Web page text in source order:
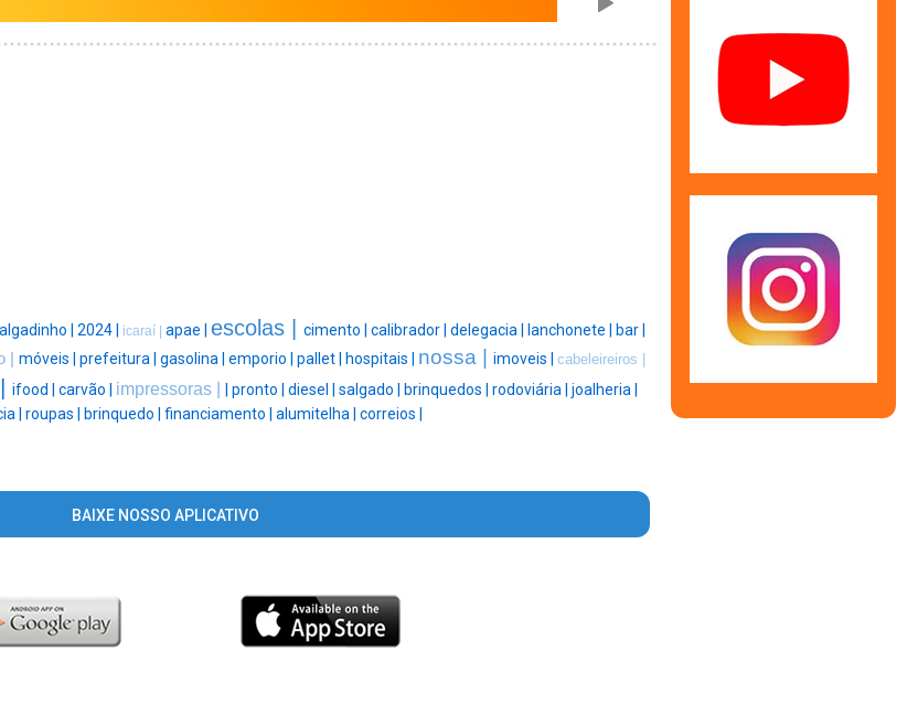
| 2024 | icaraí | apae | escolas | cimento | calibrador | delegacia | lanchonete |
bar |
| móveis | prefeitura | gasolina | emporio | pallet | hospitais | nossa | imoveis | cabeleireiros |
ifood | carvão | impressoras | pronto | diesel | salgado | brinquedos | rodoviária | joalheria |
| roupas | brinquedo | financiamento | alumitelha | correios |
BAIXE NOSSO APLICATIVO